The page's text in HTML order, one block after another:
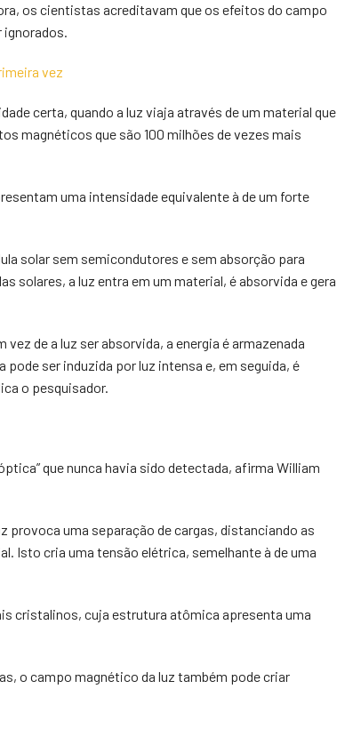
os cientistas acreditavam que os efeitos do campo
ignorados.
vez
certa, quando a luz viaja através de um material que
magnéticos que são 100 milhões de vezes mais
uma intensidade equivalente à de um forte
solar sem semicondutores e sem absorção para
solares, a luz entra em um material, é absorvida e gera
de a luz ser absorvida, a energia é armazenada
ser induzida por luz intensa e, em seguida, é
o pesquisador.
que nunca havia sido detectada, afirma William
uma separação de cargas, distanciando as
Isto cria uma tensão elétrica, semelhante à de uma
cristalinos, cuja estrutura atômica apresenta uma
o campo magnético da luz também pode criar